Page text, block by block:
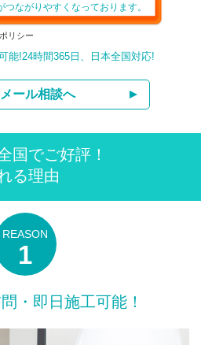
つながりやすくなっております。
リシー
能!24時間365日、日本全国対応!
ール相談へ
国でご好評！
る理由
・即日施工可能！